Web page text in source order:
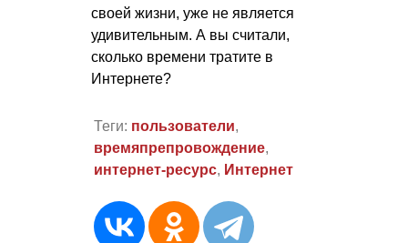
своей жизни, уже не является
удивительным. А вы считали,
сколько времени тратите в
Интернете?
Теги: пользователи,
времяпрепровождение,
интернет-ресурс, Интернет